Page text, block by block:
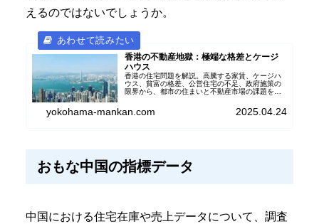
えるのではないでしょうか。
香港の不動産地獄：極端な格差とケージ
ハウス
香港の住宅問題を解説。高騰する家賃、ケージハ
ウス、貧富の格差、公営住宅の不足、政府施策の
限界から、都市の住まいと不動産市場の課題を考
yokohama-mankan.com 2025.04.24
おもな中国の指標データ
中国における住宅在庫や売上データについて、調査